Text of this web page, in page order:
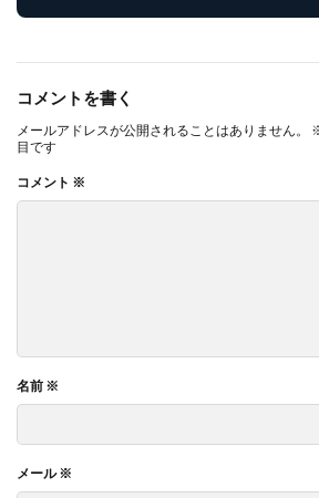
コメントを書く
メールアドレスが公開されることはありません。
目です
コメント ※
名前 ※
メール※